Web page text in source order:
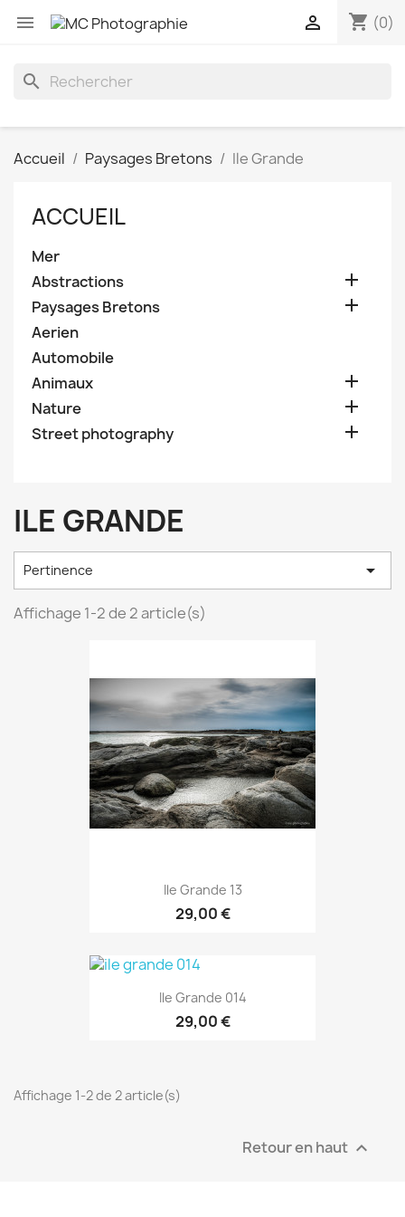
 shopping_cart (0)

search
Accueil Paysages Bretons Ile Grande
ACCUEIL
Mer
Abstractions

Paysages Bretons 
Aerien
Automobile
Animaux

Nature 
Street photography 
ILE GRANDE
Pertinence 
Affichage 1-2 de 2 article(s)
Ile Grande 13
29,00 €
Ile Grande 014
29,00 €
Affichage 1-2 de 2 article(s)
Retour en haut 